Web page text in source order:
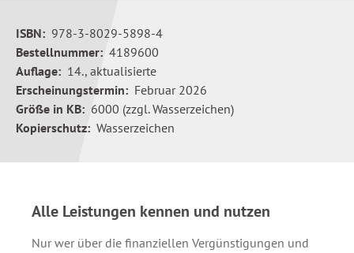
ISBN: 978-3-8029-5898-4
Bestellnummer: 4189600
Auflage: 14., aktualisierte
Erscheinungstermin: Februar 2026
Größe in KB: 6000 (zzgl. Wasserzeichen)
Kopierschutz: Wasserzeichen
Alle Leistungen kennen und nutzen
Nur wer über die finanziellen Vergünstigungen und